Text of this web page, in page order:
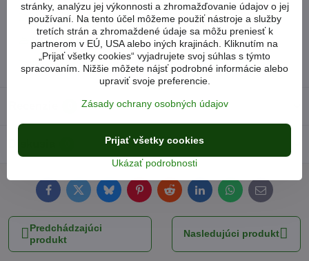
Menštruačné problémy
Intímna hygiena a liečivé vložky
Aniónové vložky
FacebookTwitterBlueskyPinterestRedditLinkedInWhatsApp
E-
mail
Predchádzajúci
produkt
Nasledujúci produkt
stránky, analýzu jej výkonnosti a zhromažďovanie údajov o jej
používaní. Na tento účel môžeme použiť nástroje a služby
tretích strán a zhromaždené údaje sa môžu preniesť k
partnerom v EÚ, USA alebo iných krajinách. Kliknutím na
„Prijať všetky cookies“ vyjadrujete svoj súhlas s týmto
spracovaním. Nižšie môžete nájsť podrobné informácie alebo
upraviť svoje preferencie.
Zásady ochrany osobných údajov
Ukázať podrobnosti
Prijať všetky cookies